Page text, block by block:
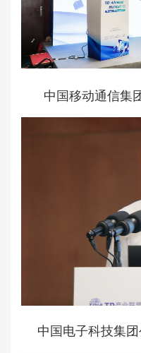
中国移动通信集
中国电子科技集